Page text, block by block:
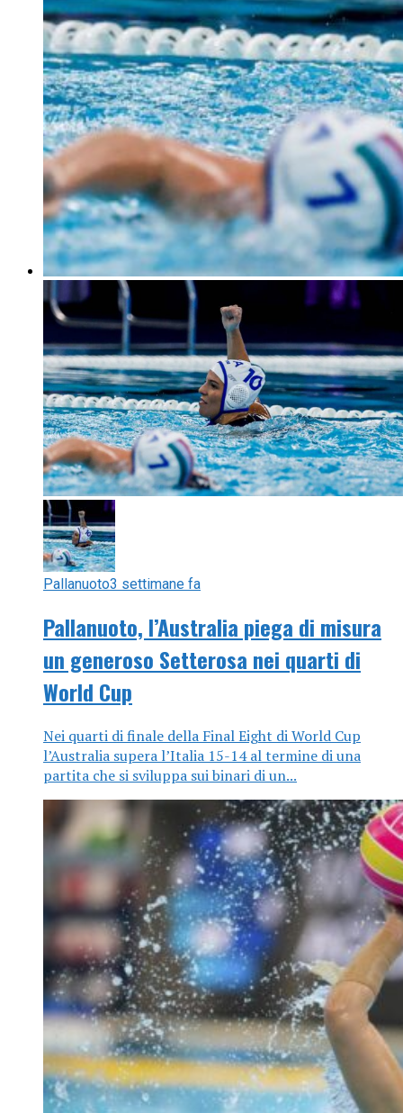
Pallanuoto3 settimane fa
Pallanuoto, l’Australia piega di misura
un generoso Setterosa nei quarti di
World Cup
Nei quarti di finale della Final Eight di World Cup
l’Australia supera l’Italia 15-14 al termine di una
partita che si sviluppa sui binari di un...